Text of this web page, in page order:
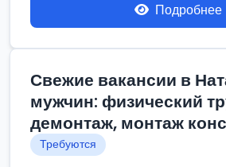
Подробнее
Свежие вакансии в
мужчин: физический
демонтаж, монтаж
Требуются